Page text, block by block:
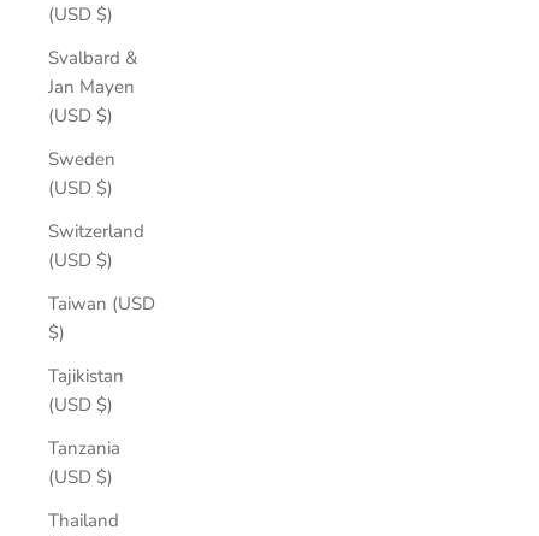
(USD $)
Svalbard &
Jan Mayen
(USD $)
Sweden
(USD $)
Switzerland
(USD $)
Taiwan (USD
$)
Tajikistan
(USD $)
Tanzania
(USD $)
Thailand